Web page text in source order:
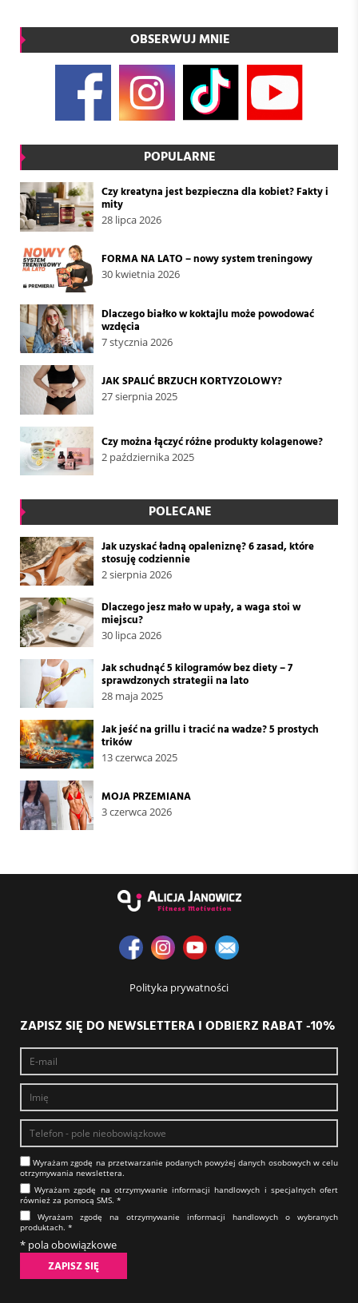
OBSERWUJ MNIE
POPULARNE
Czy kreatyna jest bezpieczna dla kobiet? Fakty i
mity
28 lipca 2026
FORMA NA LATO – nowy system treningowy
30 kwietnia 2026
Dlaczego białko w koktajlu może powodować
wzdęcia
7 stycznia 2026
JAK SPALIĆ BRZUCH KORTYZOLOWY?
27 sierpnia 2025
Czy można łączyć różne produkty kolagenowe?
2 października 2025
POLECANE
Jak uzyskać ładną opaleniznę? 6 zasad, które
stosuję codziennie
2 sierpnia 2026
Dlaczego jesz mało w upały, a waga stoi w
miejscu?
30 lipca 2026
Jak schudnąć 5 kilogramów bez diety – 7
sprawdzonych strategii na lato
28 maja 2025
Jak jeść na grillu i tracić na wadze? 5 prostych
trików
13 czerwca 2025
MOJA PRZEMIANA
3 czerwca 2026
Polityka prywatności
ZAPISZ SIĘ DO NEWSLETTERA I ODBIERZ RABAT -10%
Wyrażam zgodę na prze­twa­rza­nie po­da­nych powyżej danych osobowych w celu
otrzy­my­wa­nia new­slet­tera.​​​​​​​
Wyrażam zgodę na otrzy­my­wa­nie in­for­ma­cji han­dlo­wych i specjalnych ofert
również za pomocą SMS.​​​​​​​ *
Wyrażam zgodę na otrzy­my­wa­nie in­for­ma­cji han­dlo­wych o wybranych
produktach.​​​​​​​ *
* pola obowiązkowe